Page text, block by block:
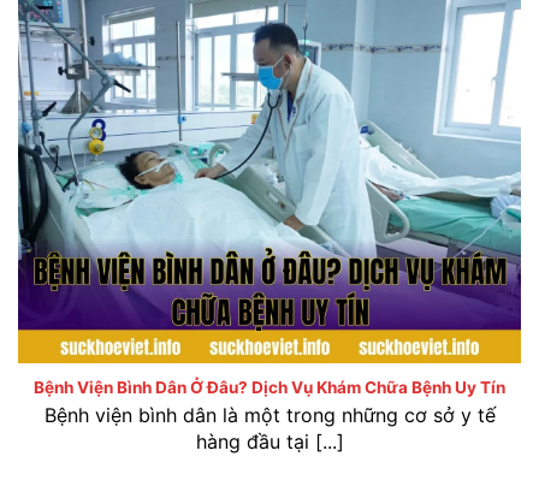
Bệnh viện Bình Dân ở đâu? Dịch vụ khám chữa bệnh uy
tín
Bệnh Viện Bình Dân Ở Đâu? Dịch Vụ Khám Chữa Bệnh Uy Tín
Bệnh viện bình dân là một trong những cơ sở y tế
hàng đầu tại [...]